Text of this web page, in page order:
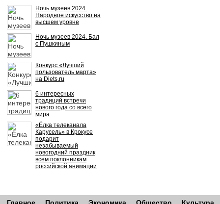
Ночь музеев 2024.
Народное искусство на
высшем уровне
Ночь музеев 2024. Бал
с Пушкиным
Конкурс «Лучший
пользователь марта»
на Diets.ru
6 интересных
традиций встречи
нового года со всего
мира
«Ёлка телеканала
Карусель» в Крокусе
подарит
незабываемый
новогодний праздник
всем поклонникам
российской анимации